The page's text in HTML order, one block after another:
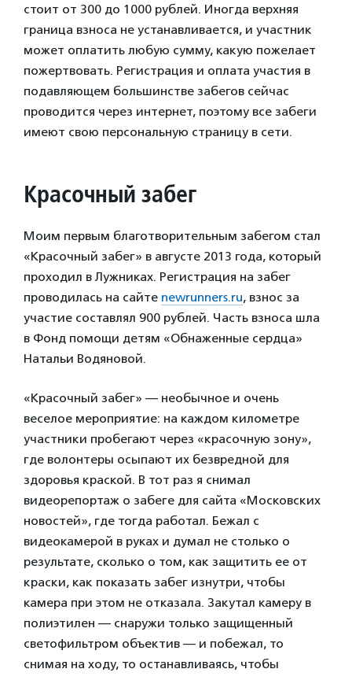
стоит от 300 до 1000 рублей. Иногда верхняя
граница взноса не устанавливается, и участник
может оплатить любую сумму, какую пожелает
пожертвовать. Регистрация и оплата участия в
подавляющем большинстве забегов сейчас
проводится через интернет, поэтому все забеги
имеют свою персональную страницу в сети.
Красочный забег
Моим первым благотворительным забегом стал
«Красочный забег» в августе 2013 года, который
проходил в Лужниках. Регистрация на забег
проводилась на сайте newrunners.ru, взнос за
участие составлял 900 рублей. Часть взноса шла
в Фонд помощи детям «Обнаженные сердца»
Натальи Водяновой.
«Красочный забег» — необычное и очень
веселое мероприятие: на каждом километре
участники пробегают через «красочную зону»,
где волонтеры осыпают их безвредной для
здоровья краской. В тот раз я снимал
видеорепортаж о забеге для сайта «Московских
новостей», где тогда работал. Бежал с
видеокамерой в руках и думал не столько о
результате, сколько о том, как защитить ее от
краски, как показать забег изнутри, чтобы
камера при этом не отказала. Закутал камеру в
полиэтилен — снаружи только защищенный
светофильтром объектив — и побежал, то
снимая на ходу, то останавливаясь, чтобы